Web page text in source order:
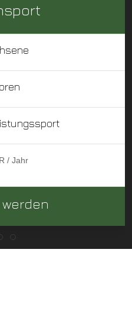
/ Jahr